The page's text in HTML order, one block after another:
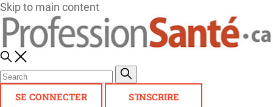
Skip to main content
SE CONNECTER S'INSCRIRE